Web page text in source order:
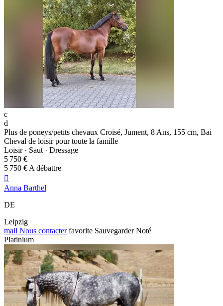
c
d
Plus de poneys/petits chevaux Croisé, Jument, 8 Ans, 155 cm, Bai
Cheval de loisir pour toute la famille
Loisir · Saut · Dressage
5 750 €
5 750 € A débattre

Anna Barthel
DE
Leipzig
mail Nous contacter favorite Sauvegarder Noté
Platinium